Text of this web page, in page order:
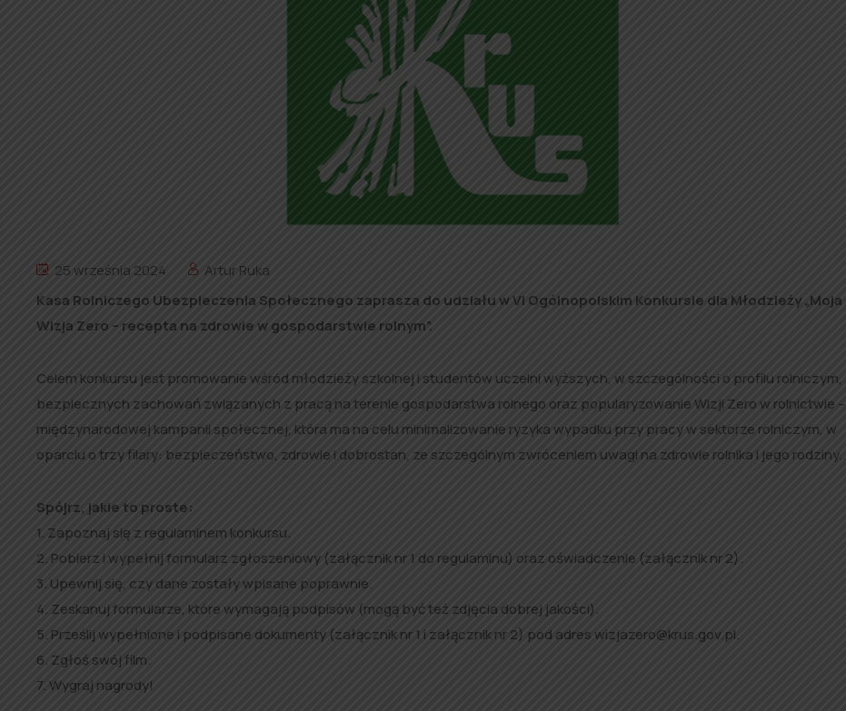
25 września 2024
Artur Ruka
Kasa Rolniczego Ubezpieczenia Społecznego zaprasza do udziału w VI Ogólnopolskim Konkursie dla Młodzieży „Moja
Wizja Zero – recepta na zdrowie w gospodarstwie rolnym”.
Celem konkursu jest promowanie wśród młodzieży szkolnej i studentów uczelni wyższych, w szczególności o profilu rolniczym,
bezpiecznych zachowań związanych z pracą na terenie gospodarstwa rolnego oraz popularyzowanie Wizji Zero w rolnictwie –
międzynarodowej kampanii społecznej, która ma na celu minimalizowanie ryzyka wypadku przy pracy w sektorze rolniczym, w
oparciu o trzy filary: bezpieczeństwo, zdrowie i dobrostan, ze szczególnym zwróceniem uwagi na zdrowie rolnika i jego rodziny..
Spójrz, jakie to proste:
1. Zapoznaj się z regulaminem konkursu.
2. Pobierz i wypełnij formularz zgłoszeniowy (załącznik nr 1 do regulaminu) oraz oświadczenie (załącznik nr 2).
3. Upewnij się, czy dane zostały wpisane poprawnie.
4. Zeskanuj formularze, które wymagają podpisów (mogą być też zdjęcia dobrej jakości).
5. Prześlij wypełnione i podpisane dokumenty (załącznik nr 1 i załącznik nr 2) pod adres wizjazero@krus.gov.pl.
6. Zgłoś swój film.
7. Wygraj nagrody!